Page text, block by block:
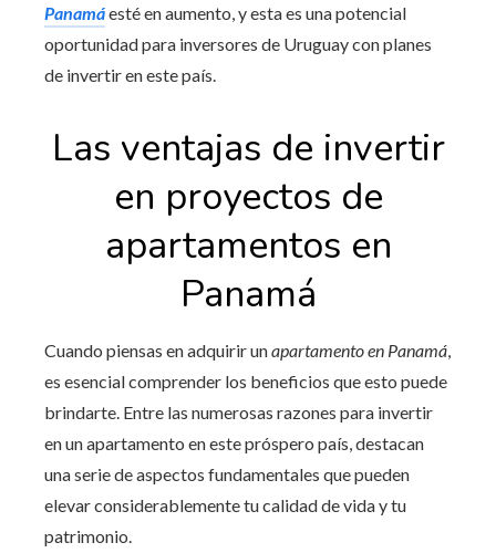
Panamáesté en aumento, y esta es una potencial
oportunidad para inversores de Uruguay con planes
de invertir en este país.
Las ventajas de invertir
en proyectos de
apartamentos en
Panamá
Cuando piensas en adquirirunapartamento en Panamá,
es esencial comprender los beneficios que esto puede
brindarte. Entre las numerosas razones para invertir
en un apartamento en este próspero país, destacan
una serie de aspectos fundamentales que pueden
elevar considerablemente tu calidad de vida y tu
patrimonio.